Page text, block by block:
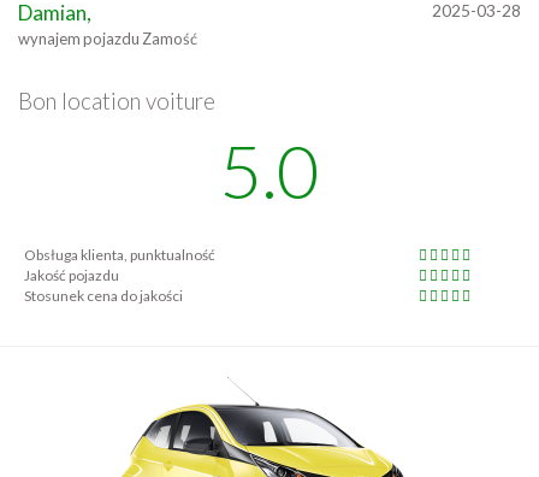
2025-03-28
Damian,
wynajem pojazdu Zamość
Bon location voiture
5.0
Obsługa klienta, punktualność
Jakość pojazdu
Stosunek cena do jakości